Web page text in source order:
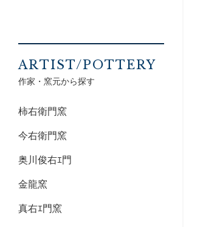
ARTIST/POTTERY
作家・窯元から探す
柿右衛門窯
今右衛門窯
奥川俊右ｴ門
金龍窯
真右ｴ門窯